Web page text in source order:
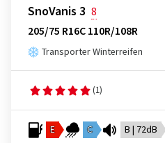
SnoVanis 3 8
205/75 R16C 110R/108R
Transporter Winterreifen
(1)
E C B | 72dB